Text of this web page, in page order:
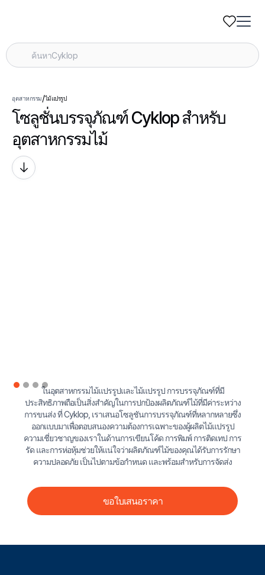
อุตสาหกรรม/ไม้แปรรูป
โซลูชั่นบรรจุภัณฑ์ Cyklop สําหรับ
อุตสาหกรรมไม้
ในอุตสาหกรรมไม้แปรรูปและไม้แปรรูป การบรรจุภัณฑ์ที่มี
ประสิทธิภาพถือเป็นสิ่งสําคัญในการปกป้องผลิตภัณฑ์ไม้ที่มีค่าระหว่าง
การขนส่ง ที่ Cyklop, เราเสนอโซลูชันการบรรจุภัณฑ์ที่หลากหลายซึ่ง
ออกแบบมาเพื่อตอบสนองความต้องการเฉพาะของผู้ผลิตไม้แปรรูป
ความเชี่ยวชาญของเราในด้านการเขียนโค้ด การพิมพ์ การติดเทป การ
รัด และการห่อหุ้มช่วยให้แน่ใจว่าผลิตภัณฑ์ไม้ของคุณได้รับการรักษา
ความปลอดภัย เป็นไปตามข้อกําหนด และพร้อมสําหรับการจัดส่ง
ขอใบเสนอราคา